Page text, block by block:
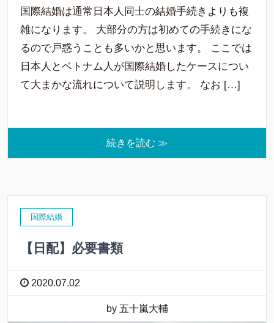
国際結婚は通常日本人同士の結婚手続きよりも複
雑になります。 大部分の方は初めての手続きにな
るので戸惑うことも多いかと思います。 ここでは
日本人とベトナム人が国際結婚したケースについ
て大まかな流れについて説明します。 なお […]
続きを読む ≫
国際結婚
【日配】必要書類
2020.07.02
by 五十嵐大輔